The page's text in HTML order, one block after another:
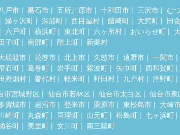
戸市 黒石市 五所川原市 十和田市 三沢市
む
鰺ヶ沢町 深浦町 西目屋村 藤崎町 大鰐町
田
六戸町 横浜町 東北町 六ヶ所村 おいらせ町
子町 南部町 階上町 新郷村
船渡市 花巻市 北上市 久慈市 遠野市
一関市
石町 葛巻町 岩手町 紫波町 矢巾町
西和賀町
野畑村 普代村 軽米町 野田村 九戸村 洋野町
市宮城野区 仙台市若林区 仙台市太白区
仙台市泉
賀城市 岩沼市 登米市 栗原市 東松島市
大崎
崎町 丸森町 亘理町 山元町 松島町
七ヶ浜町
谷町 美里町 女川町 南三陸町